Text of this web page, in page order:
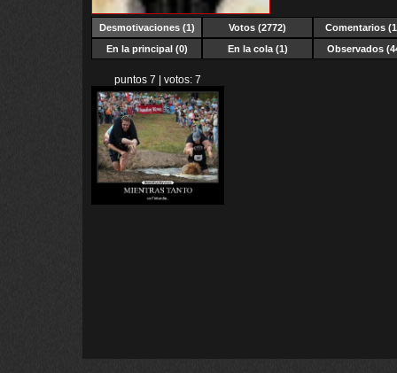
Desmotivaciones(1) Votos (2772)
Comentarios
En la principal (0)
En la cola (1) Observados
puntos 7 | votos: 7